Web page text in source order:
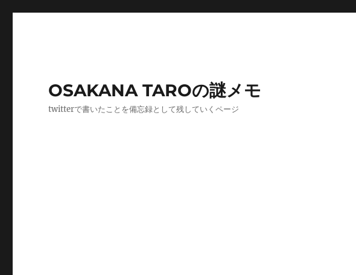
OSAKANA TAROの謎メモ
twitterで書いたことを備忘録として残していくページ